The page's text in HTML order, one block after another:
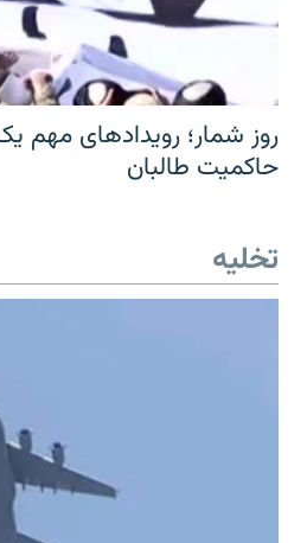
روز شمار؛ رویدادهای
حاکمیت طالبان
تخلیه